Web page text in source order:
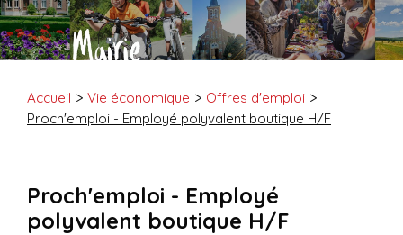
Accueil Vie économique
Offres d'emploi
Proch'emploi - Employé polyvalent boutique H/F
Proch'emploi - Employé
polyvalent boutique H/F